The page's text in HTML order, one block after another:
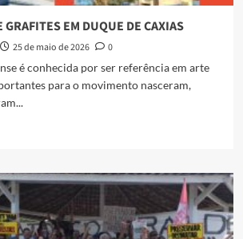
GRAFITES EM DUQUE DE CAXIAS
25 de maio de 2026
0
é conhecida por ser referência em arte
para o movimento nasceram,